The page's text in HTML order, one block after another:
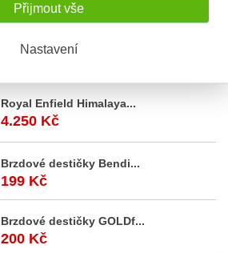
Přijmout vše
Nastavení
Royal Enfield Himalaya...
4.250 Kč
Brzdové destičky Bendi...
199 Kč
Brzdové destičky GOLDf...
200 Kč